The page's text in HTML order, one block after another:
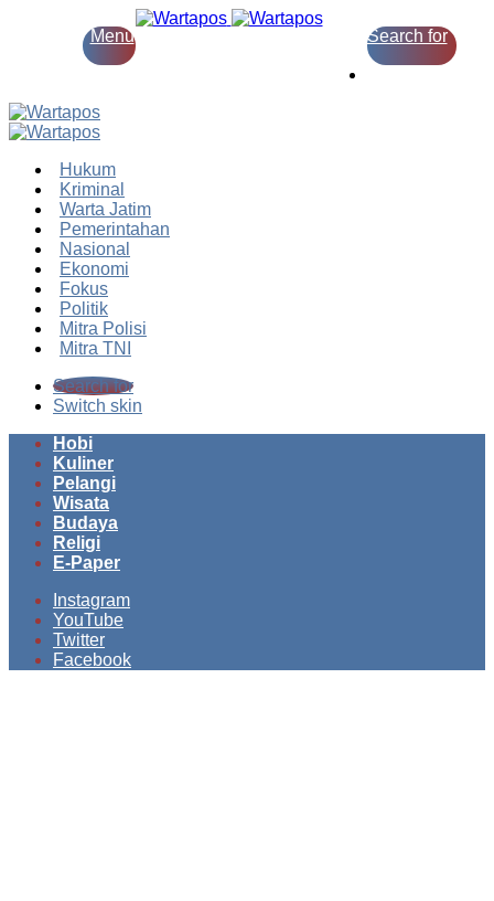
Menu Search for
Hukum
Kriminal
Warta Jatim
Pemerintahan
Nasional
Ekonomi
Fokus
Politik
Mitra Polisi
Mitra TNI
Search for
Switch skin
Hobi
Kuliner
Pelangi
Wisata
Budaya
Religi
E-Paper
Instagram
YouTube
Twitter
Facebook